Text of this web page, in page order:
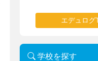
エデュログ
学校を探す